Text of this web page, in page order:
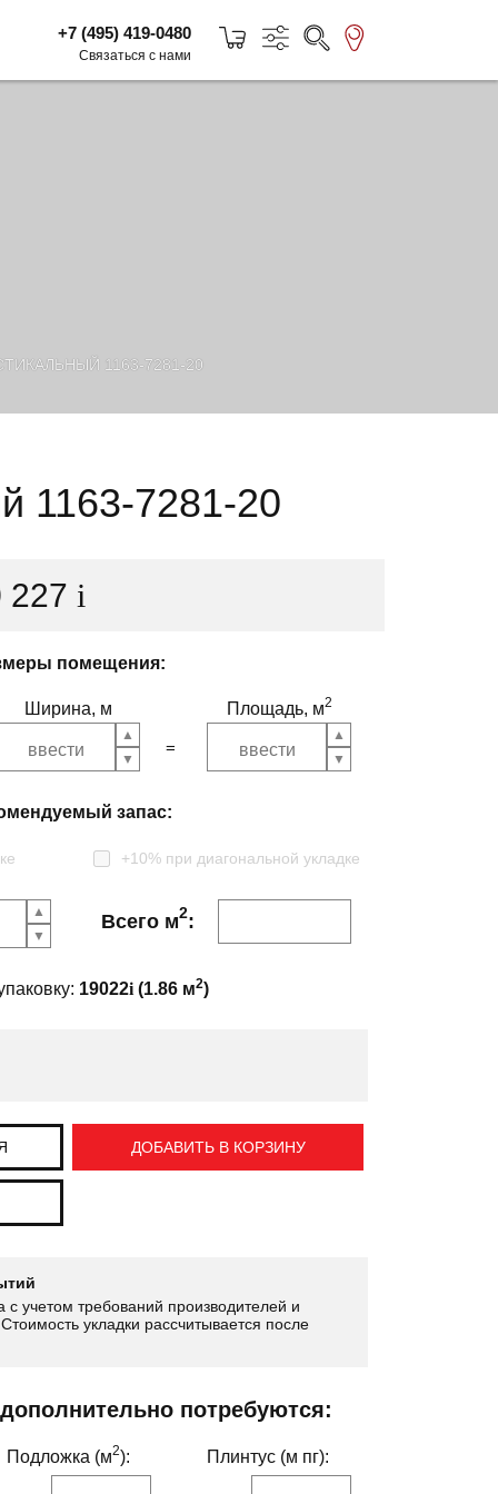
+7 (495) 419-0480
Связаться с нами
1163-7281-20
1163-7281-20
227 i
помещения:
Ширина, м Площадь, м2
запас:
+10% при диагональной укладке
Всего м2:
19022i (1.86 м2)
ДОБАВИТЬ В КОРЗИНУ
учетом требований производителей и
укладки рассчитывается после
потребуются:
Подложка (м2): Плинтус (м пг):